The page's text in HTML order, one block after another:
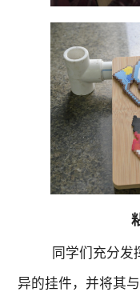
同学们充分发
异的挂件 ，并将其与